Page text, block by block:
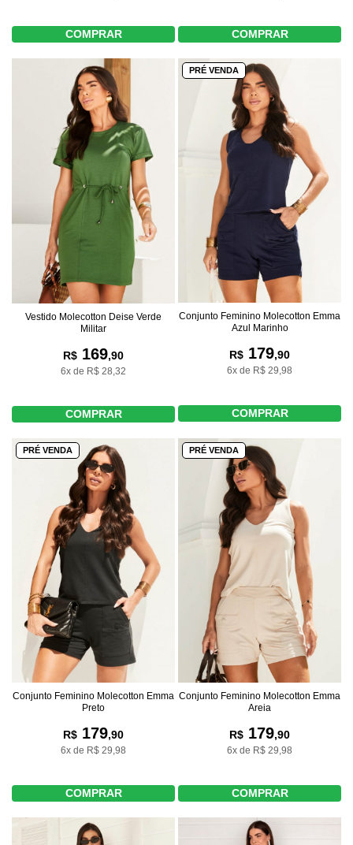
COMPRAR COMPRAR
Vestido Molecotton Deise Verde
Militar
R$ 169,90
6x de R$ 28,32
COMPRAR
PRÉ VENDA
Conjunto Feminino Molecotton Emma
Azul Marinho
R$ 179,90
6x de R$ 29,98
COMPRAR
PRÉ VENDA
Conjunto Feminino Molecotton Emma
Preto
R$ 179,90
6x de R$ 29,98
COMPRAR
PRÉ VENDA
Conjunto Feminino Molecotton Emma
Areia
R$ 179,90
6x de R$ 29,98
COMPRAR